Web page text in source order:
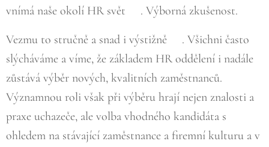
vnímá naše okolí HR svět☺. Výborná zkušenost.
Vezmu to stručně a snad i výstižně☺. Všichni často
slýcháváme a víme, že základem HR oddělení i nadále
zůstává výběr nových, kvalitních zaměstnanců.
Významnou roli však při výběru hrají nejen znalosti a
praxe uchazeče, ale volba vhodného kandidáta s
ohledem na stávající zaměstnance a firemní kulturu a v